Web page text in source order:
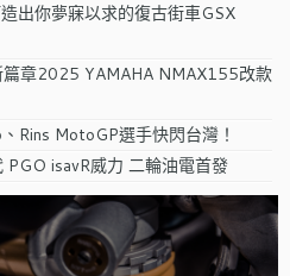
出你夢寐以求的復古街車GSX
篇章2025 YAMAHA NMAX155改款
Rins MotoGP選手快閃台灣！
PGO isavR威力 二輪油電首發